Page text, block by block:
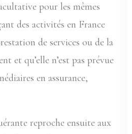
pour les mêmes
des activités en France
de services ou de la
et qu’elle n’est pas prévue
en assurance,
reproche ensuite aux